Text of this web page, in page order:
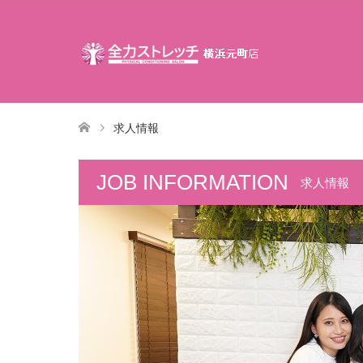
求人情報
JOB INFORMATION 求人情報